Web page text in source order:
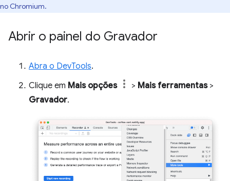
no Chromium.
Abrir o painel do Gravador
Abra o DevTools.
Clique em Mais opções > Mais ferramentas>
Gravador.